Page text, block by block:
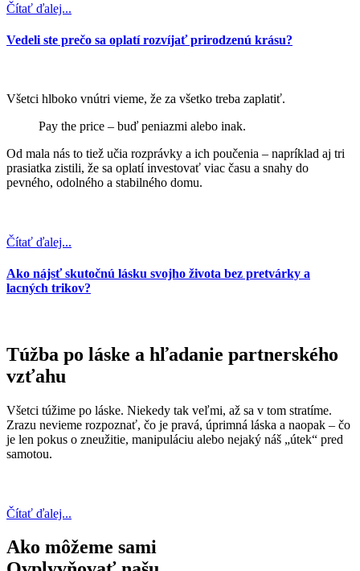
Čítať ďalej...
Vedeli ste prečo sa oplatí rozvíjať prirodzenú krásu?
Všetci hlboko vnútri vieme, že za všetko treba zaplatiť.
Pay the price – buď peniazmi alebo inak.
Od mala nás to tiež učia rozprávky a ich poučenia – napríklad aj tri
prasiatka zistili, že sa oplatí investovať viac času a snahy do
pevného, odolného a stabilného domu.
Čítať ďalej...
Ako nájsť skutočnú lásku svojho života bez pretvárky a
lacných trikov?
Túžba po láske a hľadanie partnerského
vzťahu
Všetci túžime po láske. Niekedy tak veľmi, až sa v tom stratíme.
Zrazu nevieme rozpoznať, čo je pravá, úprimná láska a naopak – čo
je len pokus o zneužitie, manipuláciu alebo nejaký náš „útek“ pred
samotou.
Čítať ďalej...
Ako môžeme sami